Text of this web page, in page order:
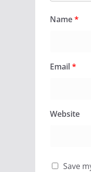
Name*
Email*
Website
Save